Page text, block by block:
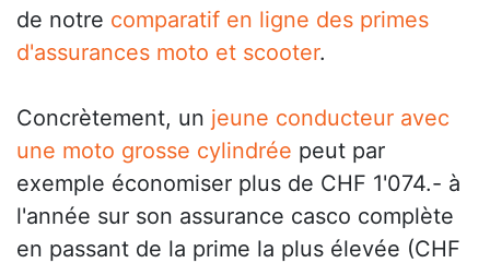
de notre comparatif en ligne des primes
d'assurances moto et scooter.
Concrètement, un jeune conducteur avec
une moto grosse cylindrée peut par
exemple économiser plus de CHF 1'074.- à
l'année sur son assurance casco complète
en passant de la prime la plus élevée (CHF